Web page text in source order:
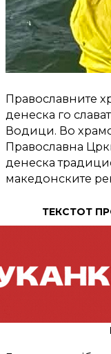
Православните
денеска го
Водици. Во
Православна
денеска
македонските
ТЕКСТОТ